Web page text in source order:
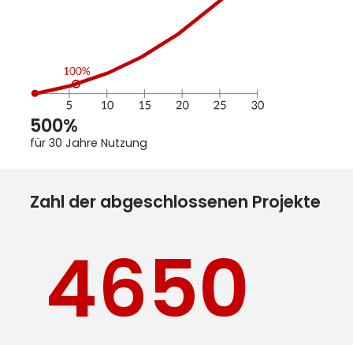
500%
für 30 Jahre Nutzung
Zahl der abgeschlossenen Projekte
4650